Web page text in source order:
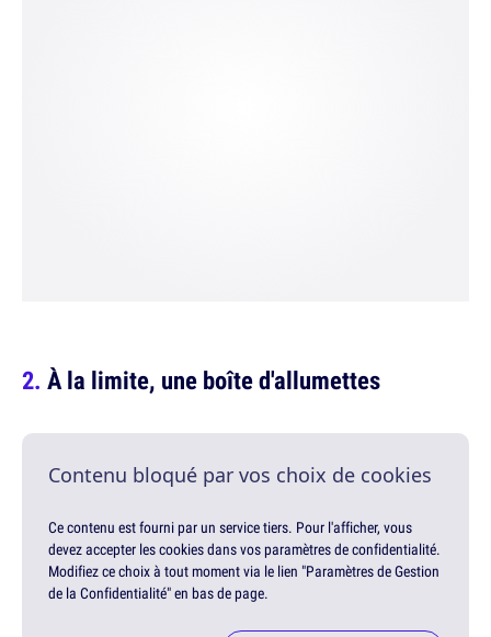
À la limite, une boîte d'allumettes
Contenu bloqué par vos choix de cookies
Ce contenu est fourni par un service tiers. Pour l'afficher, vous
devez accepter les cookies dans vos paramètres de confidentialité.
Modifiez ce choix à tout moment via le lien "Paramètres de Gestion
de la Confidentialité" en bas de page.